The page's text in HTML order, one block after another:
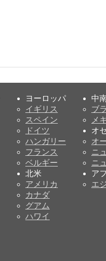
ヨーロッパ
イギリス
スペイン
ドイツ
ハンガリー
フランス
ベルギー
北米
アメリカ
カナダ
グアム
ハワイ
中
ブ
メ
オ
オ
ニ
ニ
ア
エ